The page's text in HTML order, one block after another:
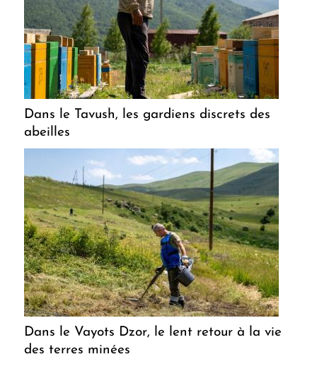
Dans le Tavush, les gardiens discrets des
abeilles
Dans le Vayots Dzor, le lent retour à la vie
des terres minées